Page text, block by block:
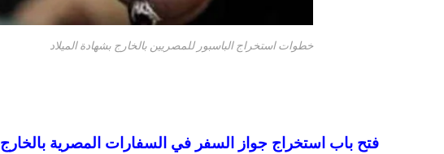
خطوات استخراج الباسبور للمصريين بالخارج بشهادة الميلاد
فتح باب استخراج جواز السفر في السفارات المصرية بالخارج